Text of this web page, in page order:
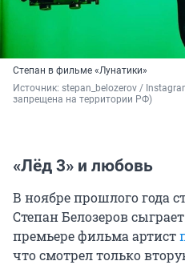
Степан в фильме «Лунатики»
Источник: stepan_belozerov /
запрещена на территории РФ)
«Лёд 3» и любовь
В ноябре прошлого года
Степан Белозеров
премьере фильма артист
что смотрел только